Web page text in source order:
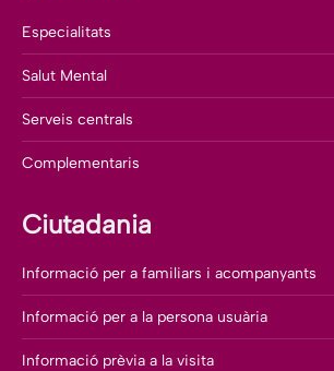
Especialitats
Salut Mental
Serveis centrals
Complementaris
Ciutadania
Informació per a familiars i acompanyants
Informació per a la persona usuària
Informació prèvia a la visita